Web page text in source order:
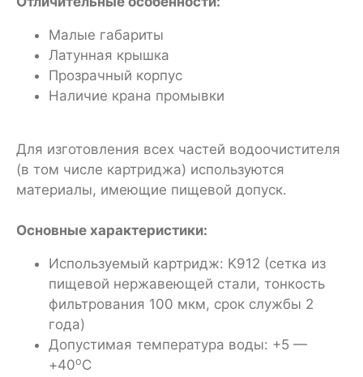
Малые габариты
Латунная крышка
Прозрачный корпус
Наличие крана промывки
Для изготовления всех частей водоочистителя
(в том числе картриджа) используются
материалы, имеющие пищевой допуск.
Основные характеристики:
Используемый картридж: K912 (сетка из
пищевой нержавеющей стали, тонкость
фильтрования 100 мкм, срок службы 2
года)
Допустимая температура воды: +5 —
+40оС